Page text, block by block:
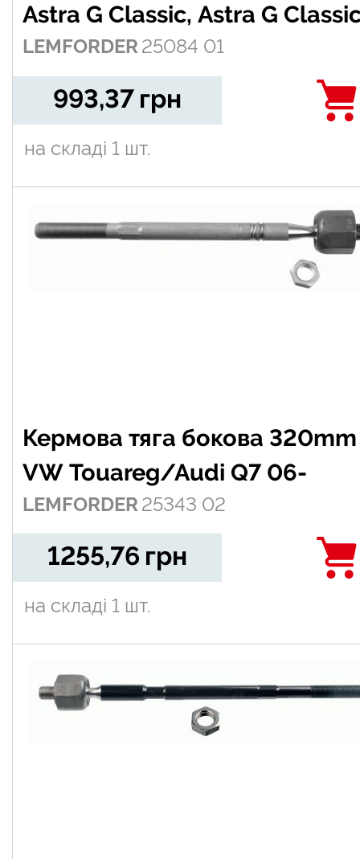
Astra G Classic, Astra G
Caravan, Zafira A 1.2-2.2D
02.98-12.09
LEMFORDER25084 01
993,37 грн
на складі 1 шт.
Кермова тяга бокова 320mm
VW Touareg/Audi Q7 06-
LEMFORDER 25343 02
1255,76 грн
на складі 1 шт.